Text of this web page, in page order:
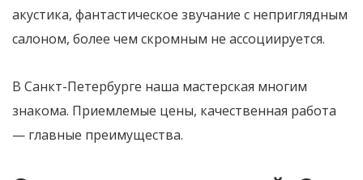
акустика, фантастическое звучание с неприглядным
салоном, более чем скромным не ассоциируется.
В Санкт-Петербурге наша мастерская многим
знакома. Приемлемые цены, качественная работа
— главные преимущества.